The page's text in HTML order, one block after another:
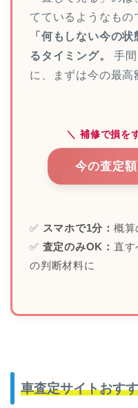
てているようなもの
「何もしない今の
るタイミング。
手
に、まずは今の最高
＼ 補修で損を
今の査定
✅ スマホで1分： 概算
✅ 査定のみOK： 直す
の判断材料に
車査定サイトおす